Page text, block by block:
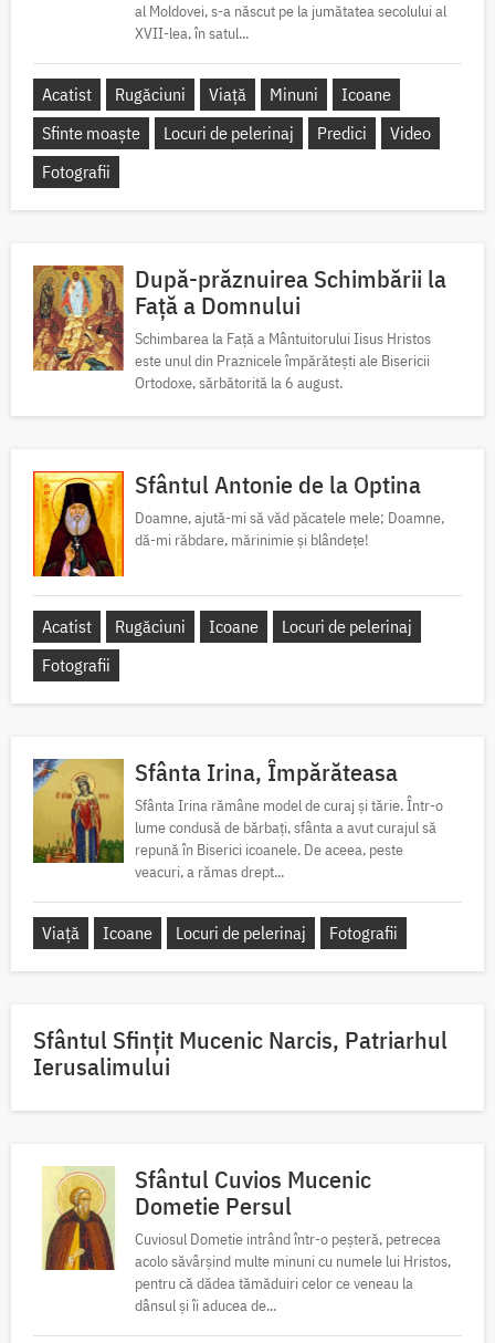
al Moldovei, s-a născut pe la jumătatea secolului al
XVII-lea, în satul...
Acatist Rugăciuni Viață Minuni
Icoane
Sfinte moaște
Locuri de pelerinaj Predici
Video
Fotografii
După-prăznuirea Schimbării la
Față a Domnului
Schimbarea la Față a Mântuitorului Iisus Hristos
este unul din Praznicele împărătești ale Bisericii
Ortodoxe, sărbătorită la 6 august.
Sfântul Antonie de la Optina
Doamne, ajută-mi să văd păcatele mele; Doamne,
dă-mi răbdare, mărinimie şi blândeţe!
Acatist Rugăciuni Icoane
Locuri de pelerinaj
Fotografii
Sfânta Irina, Împărăteasa
Sfânta Irina rămâne model de curaj și tărie. Într-o
lume condusă de bărbați, sfânta a avut curajul să
repună în Biserici icoanele. De aceea, peste
veacuri, a rămas drept...
Viață Icoane Locuri de pelerinaj Fotografii
Sfântul Sfinţit Mucenic Narcis, Patriarhul
Ierusalimului
Sfântul Cuvios Mucenic
Dometie Persul
Cuviosul Dometie intrând într-o peșteră, petrecea
acolo săvârșind multe minuni cu numele lui Hristos,
pentru că dădea tămăduiri celor ce veneau la
dânsul și îi aducea de...